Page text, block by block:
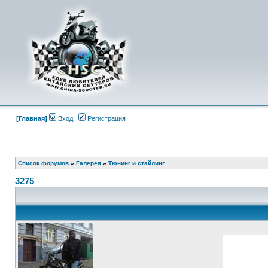
[Главная] Вход Регистрация
Список форумов » Галерея » Тюнинг и стайлинг
3275